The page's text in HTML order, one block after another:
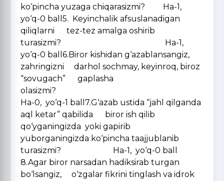
ko‘pincha yuzaga chiqarasizmi? Ha-1,
yo‘q-0 ball5. Keyinchalik afsuslanadigan
qiliqlarni tez-tez amalga oshirib
turasizmi? Ha-1,
yo‘q-0 ball6.Biror kishidan g‘azablansangiz,
zahringizni darhol sochmay, keyinroq, biroz
“sovugach” gaplasha
olasizmi?
Ha-0, yo‘q-1 ball7.G‘azab ustida “jahl qilganda
aql ketar” qabilida biror ish qilib
qo‘yganingizda yoki gapirib
yuborganingizda ko‘pincha taajjublanib
turasizmi? Ha-1, yo‘q-0 ball
8.Agar biror narsadan hadiksirab turgan
bo‘lsangiz, o‘zgalar fikrini tinglash va idrok